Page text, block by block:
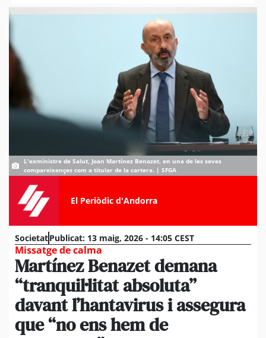
L'exministre de Salut, Joan Martínez Benazet, en una de les seves
compareixençes com a titular de la cartera. | SFGA
El Periòdic d'Andorra
SocietatPublicat: 13 maig, 2026 - 14:05 CEST
Missatge de calma
Martínez Benazet demana
“tranquil·litat absoluta”
davant l’hantavirus i assegura
que “no ens hem de